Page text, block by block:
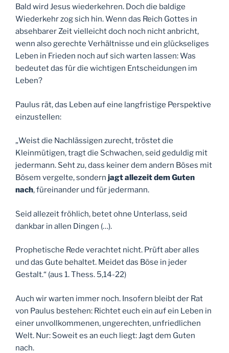
Bald wird Jesus wiederkehren. Doch die baldige
Wiederkehr zog sich hin. Wenn das Reich Gottes in
absehbarer Zeit vielleicht doch noch nicht anbricht,
wenn also gerechte Verhältnisse und ein glückseliges
Leben in Frieden noch auf sich warten lassen: Was
bedeutet das für die wichtigen Entscheidungen im
Leben?
Paulus rät, das Leben auf eine langfristige Perspektive
einzustellen:
„Weist die Nachlässigen zurecht, tröstet die
Kleinmütigen, tragt die Schwachen, seid geduldig mit
jedermann. Seht zu, dass keiner dem andern Böses mit
Bösem vergelte, sondern jagt allezeit dem Guten
nach, füreinander und für jedermann.
Seid allezeit fröhlich, betet ohne Unterlass, seid
dankbar in allen Dingen (…).
Prophetische Rede verachtet nicht. Prüft aber alles
und das Gute behaltet. Meidet das Böse in jeder
Gestalt.“ (aus 1. Thess. 5,14-22)
Auch wir warten immer noch. Insofern bleibt der Rat
von Paulus bestehen: Richtet euch ein auf ein Leben in
einer unvollkommenen, ungerechten, unfriedlichen
Welt. Nur: Soweit es an euch liegt: Jagt dem Guten
nach.